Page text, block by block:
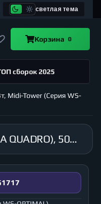
светлая тема
Корзина 0
сборок 2025
Midi-Tower (Серия WS-
Рабочая станция GANSOR-961717 Intel i9-10920X 3.5 ГГц, X299, 64Гб 2666 МГц, SSD 1Тб, HDD 1Тб, RTX 4000 8Гб (NVIDIA QUADRO), 500Вт, Midi-Tower (Серия WS-OPTIMAL)